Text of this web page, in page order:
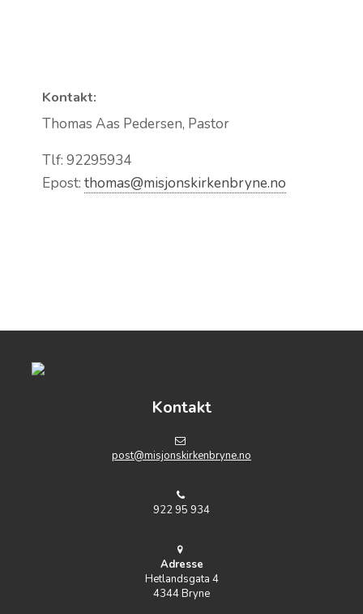
Kontakt:
Thomas Aas Pedersen, Pastor
Tlf: 92295934
Epost: thomas@misjonskirkenbryne.no
Kontakt
post@misjonskirkenbryne.no
922 95 934
Adresse
Hetlandsgata 4
4344 Bryne